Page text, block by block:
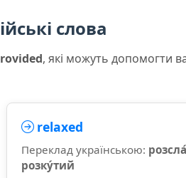
слова
, які можуть допомогти
relaxed
Переклад українською:
розку́тий